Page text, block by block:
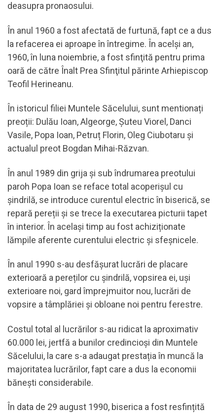
deasupra pronaosului.
În anul 1960 a fost afectată de furtună, fapt ce a dus
la refacerea ei aproape în întregime. În acelşi an,
1960, în luna noiembrie, a fost sfinţită pentru prima
oară de către Înalt Prea Sfinţitul părinte Arhiepiscop
Teofil Herineanu.
În istoricul filiei Muntele Săcelului, sunt mentionați
preoții: Dulău Ioan, Algeorge, Șuteu Viorel, Danci
Vasile, Popa Ioan, Petruț Florin, Oleg Ciubotaru și
actualul preot Bogdan Mihai-Răzvan.
În anul 1989 din grija și sub îndrumarea preotului
paroh Popa Ioan se reface total acoperișul cu
șindrilă, se introduce curentul electric în biserică, se
repară pereții și se trece la executarea picturii tapet
în interior. În același timp au fost achiziționate
lămpile aferente curentului electric și sfeșnicele.
În anul 1990 s-au desfășurat lucrări de placare
exterioară a pereților cu șindrilă, vopsirea ei, uși
exterioare noi, gard împrejmuitor nou, lucrări de
vopsire a tâmplăriei și obloane noi pentru ferestre.
Costul total al lucrărilor s-au ridicat la aproximativ
60.000 lei, jertfă a bunilor credincioși din Muntele
Săcelului, la care s-a adaugat prestația în muncă la
majoritatea lucrărilor, fapt care a dus la economii
bănești considerabile.
În data de 29 august 1990, biserica a fost resfințită